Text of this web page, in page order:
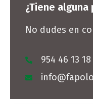
¿Tiene alguna
No dudes en
954 46 13 18